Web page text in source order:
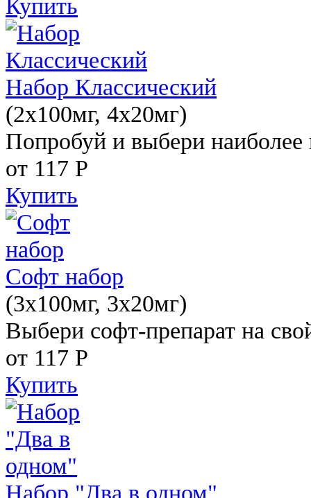
Набор Классический
(2x100мг, 4x20мг)
Попробуй и выбери наиболее
от 117 Р
Купить
Софт набор
(3x100мг, 3x20мг)
Выбери софт-препарат на
от 117 Р
Купить
Набор "Два в одном"